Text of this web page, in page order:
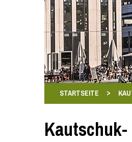
STARTSEITE >
Kautschuk-